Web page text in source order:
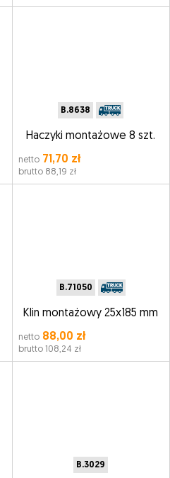
B.8638
Haczyki montażowe 8 szt.
netto71,70 zł
brutto 88,19 zł
B.71050
Klin montażowy 25x185 mm
netto88,00 zł
brutto 108,24 zł
B.3029